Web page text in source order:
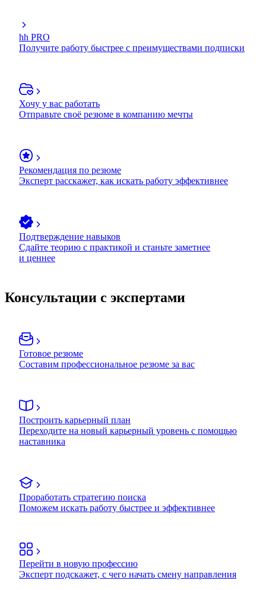
hh PRO
Получите работу быстрее с преимуществами подписки
Хочу у вас работать
Отправьте своё резюме в компанию мечты
Рекомендация по резюме
Эксперт расскажет, как искать работу эффективнее
Подтверждение навыков
Сдайте теорию с практикой и станьте заметнее
и ценнее
Консультации с экспертами
Готовое резюме
Составим профессиональное резюме за вас
Построить карьерный план
Переходите на новый карьерный уровень с помощью
наставника
Проработать стратегию поиска
Поможем искать работу быстрее и эффективнее
Перейти в новую профессию
Эксперт подскажет, с чего начать смену направления